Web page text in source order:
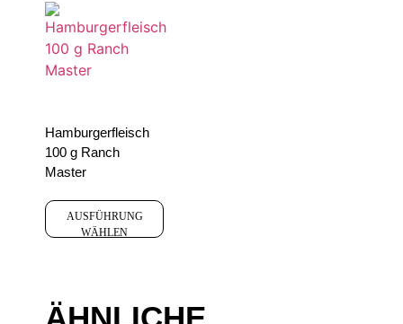
Hamburgerfleisch
100 g Ranch
Master
AUSFÜHRUNG
WÄHLEN
ÄHNLICHE